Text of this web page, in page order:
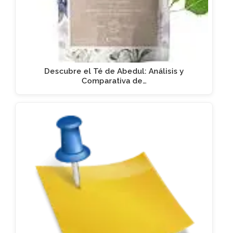
Descubre el Té de Abedul: Análisis y
Comparativa de…